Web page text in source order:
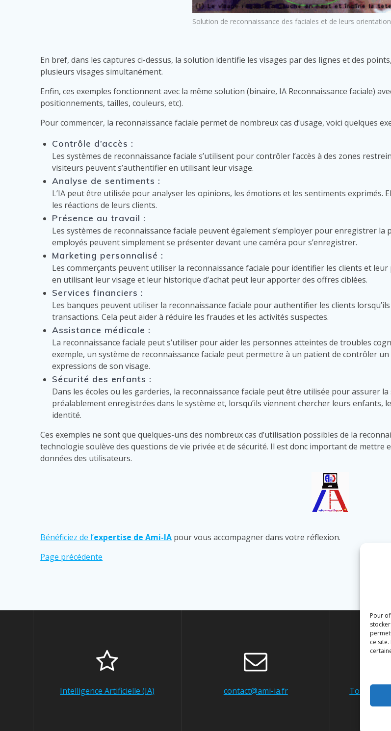
Pour
ce
Solution de reconnaissance des faciales et de leurs
En bref, dans les captures ci-dessus, la solution identifie les visages par des lignes et des
plusieurs visages simultanément.
Enfin, ces exemples fonctionnent avec la même solution (binaire, IA Reconnaissance faciale)
positionnements, tailles, couleurs, etc).
Pour commencer, la reconnaissance faciale permet de nombreux cas d’usage, voici quelques
Contrôle d’accès :
Les systèmes de reconnaissance faciale s’utilisent pour contrôler l’accès à des zones
visiteurs peuvent s’authentifier en utilisant leur visage.
Analyse de sentiments :
L’IA peut être utilisée pour analyser les opinions, les émotions et les sentiments
les réactions de leurs clients.
Présence au travail :
Les systèmes de reconnaissance faciale peuvent également s’employer pour enregistrer
employés peuvent simplement se présenter devant une caméra pour s’enregistrer.
Marketing personnalisé :
Les commerçants peuvent utiliser la reconnaissance faciale pour identifier les clients et
en utilisant leur visage et leur historique d’achat peut leur apporter des offres ciblées.
Services financiers :
Les banques peuvent utiliser la reconnaissance faciale pour authentifier les clients
transactions. Cela peut aider à réduire les fraudes et les activités suspectes.
Assistance médicale :
La reconnaissance faciale peut s’utiliser pour aider les personnes atteintes de troubles
exemple, un système de reconnaissance faciale peut permettre à un patient de contrôler
expressions de son visage.
Sécurité des enfants :
Dans les écoles ou les garderies, la reconnaissance faciale peut être utilisée pour assurer
préalablement enregistrées dans le système et, lorsqu’ils viennent chercher leurs enfants,
identité.
Ces exemples ne sont que quelques-uns des nombreux cas d’utilisation possibles de la
technologie soulève des questions de vie privée et de sécurité. Il est donc important de
données des utilisateurs.
Bénéficiez de l’expertise de Ami-IA pour vous accompagner dans votre réflexion.
Page précédente
Intelligence Artificielle (IA) contact@ami-ia.fr Touraine,